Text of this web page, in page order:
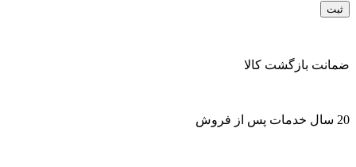
ضمانت بازگشت کالا
20 سال خدمات پس از فروش